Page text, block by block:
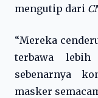
mengutip dari
“Mereka
terbawa
sebenarnya
masker